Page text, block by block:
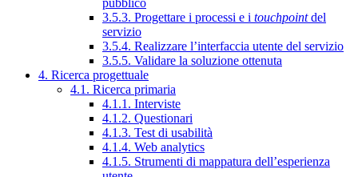
pubblico
3.5.3. Progettare i processi e i touchpointdel
servizio
3.5.4. Realizzare l’interfaccia utente del servizio
3.5.5. Validare la soluzione ottenuta
4. Ricerca progettuale
4.1. Ricerca primaria
4.1.1. Interviste
4.1.2. Questionari
4.1.3. Test di usabilità
4.1.4. Web analytics
4.1.5. Strumenti di mappatura dell’esperienza